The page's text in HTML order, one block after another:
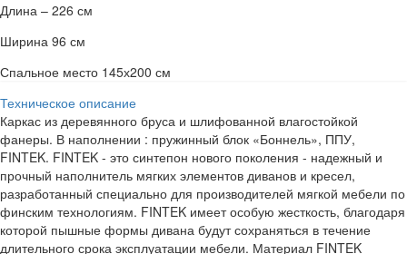
Длина – 226 см
Ширина 96 см
Спальное место 145х200 см
Техническое описание
Каркас из деревянного бруса и шлифованной влагостойкой
фанеры. В наполнении : пружинный блок «Боннель», ППУ,
FINTEK. FINTEK - это синтепон нового поколения - надежный и
прочный наполнитель мягких элементов диванов и кресел,
разработанный специально для производителей мягкой мебели по
финским технологиям. FINTEK имеет особую жесткость, благодаря
которой пышные формы дивана будут сохраняться в течение
длительного срока эксплуатации мебели. Материал FINTEK